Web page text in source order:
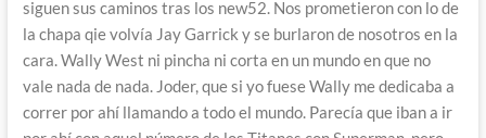
siguen sus caminos tras los new52. Nos prometieron con lo de
la chapa qie volvía Jay Garrick y se burlaron de nosotros en la
cara. Wally West ni pincha ni corta en un mundo en que no
vale nada de nada. Joder, que si yo fuese Wally me dedicaba a
correr por ahí llamando a todo el mundo. Parecía que iban a ir